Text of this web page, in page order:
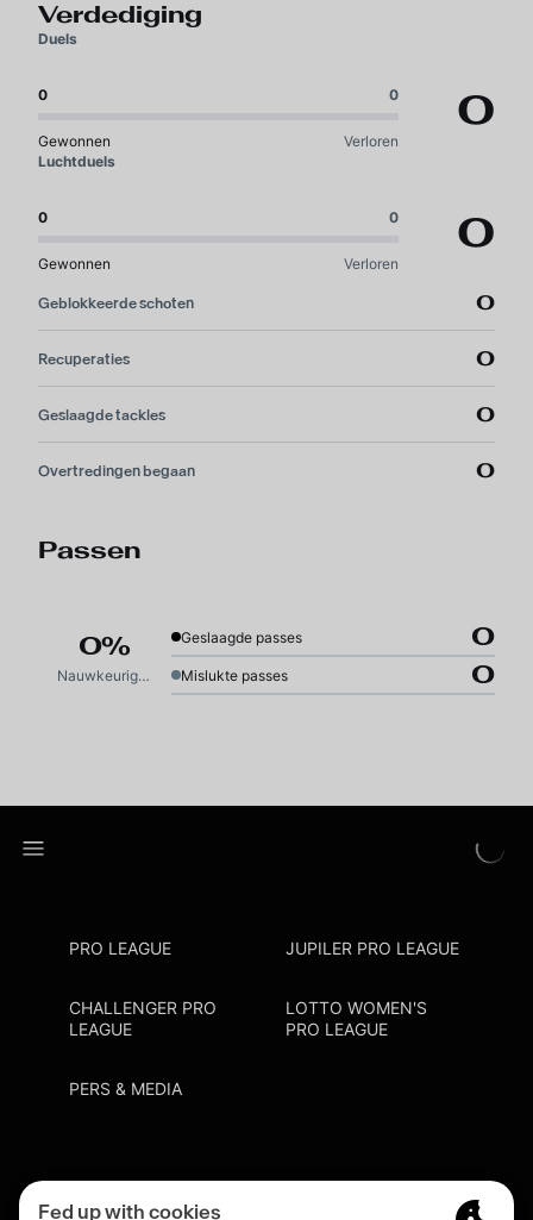
Verdediging
Duels
0 0
Gewonnen Verloren
0
Luchtduels
0 0
Gewonnen Verloren
0
Geblokkeerde schoten 0
Recuperaties 0
Geslaagde tackles 0
Overtredingen begaan 0
Passen
0%
Nauwkeurigheid
Geslaagde passes 0
Mislukte passes 0
PRO LEAGUE JUPILER PRO LEAGUE
CHALLENGER PRO
LEAGUE
LOTTO WOMEN'S
PRO LEAGUE
PERS & MEDIA